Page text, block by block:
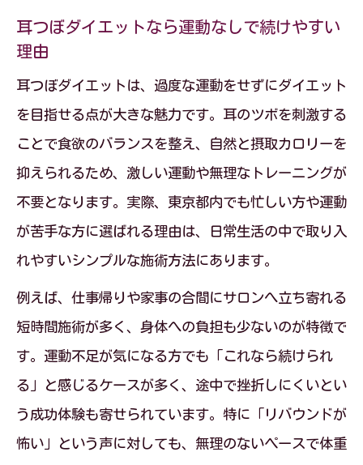
耳つぼダイエットでストレスフリーな減
東京都で広がる耳つぼダイエットの実力とは
東京都で耳つぼダイエットが注目される
理由
耳つぼダイエットの効果が口コミで広が
る背景
東京都のサロン選びで失敗しないポイン
ト
通いやすさ重視の耳つぼダイエットサロ
ン事情
東京都女性が実感する耳つぼダイエット
の変化
過度な運動が苦手な方へ耳つぼが選ばれる理
由
耳つぼダイエットなら運動なしで続けやすい
理由
耳つぼダイエットは、過度な運動をせずにダイエット
を目指せる点が大きな魅力です。耳のツボを刺激する
ことで食欲のバランスを整え、自然と摂取カロリーを
抑えられるため、激しい運動や無理なトレーニングが
不要となります。実際、東京都内でも忙しい方や運動
が苦手な方に選ばれる理由は、日常生活の中で取り入
れやすいシンプルな施術方法にあります。
例えば、仕事帰りや家事の合間にサロンへ立ち寄れる
短時間施術が多く、身体への負担も少ないのが特徴で
す。運動不足が気になる方でも「これなら続けられ
る」と感じるケースが多く、途中で挫折しにくいとい
う成功体験も寄せられています。特に「リバウンドが
怖い」という声に対しても、無理のないペースで体重